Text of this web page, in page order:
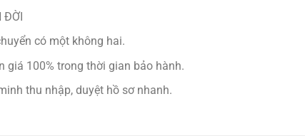
ĐỜI
có một không hai.
giá 100% trong thời gian bảo hành.
thu nhập, duyệt hồ sơ nhanh.